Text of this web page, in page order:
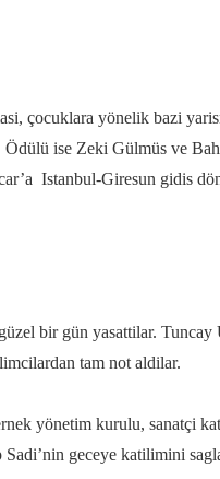
çocuklara yönelik bazi
ise Zeki Gülmüs ve
Istanbul-Giresun gidis
bir gün yasattilar.
tam not aldilar.
yönetim kurulu, sanatçi
geceye katilimini